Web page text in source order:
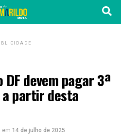
devem pagar 3ª
a partir desta
em 14 de julho de 2025